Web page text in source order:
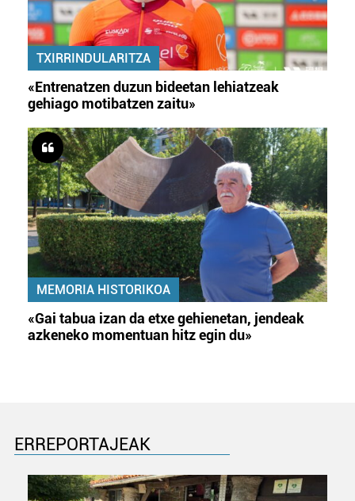
TXIRRINDULARITZA
«Entrenatzen duzun bideetan lehiatzeak
gehiago motibatzen zaitu»
MEMORIA HISTORIKOA
«Gai tabua izan da etxe gehienetan, jendeak
azkeneko momentuan hitz egin du»
ERREPORTAJEAK